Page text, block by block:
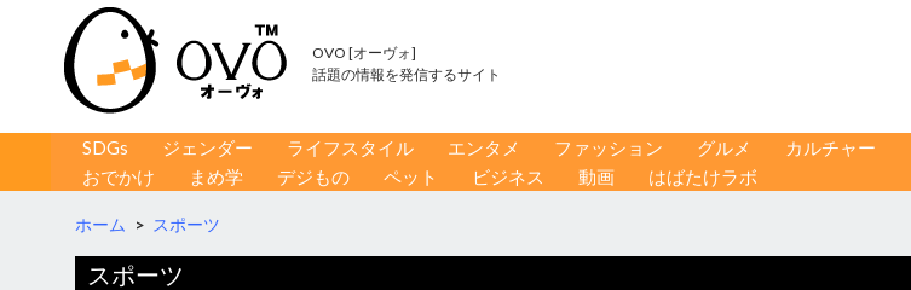
OVO [オーヴォ]
話題の情報を発信するサイト
コンテンツへ移動
SDGs ジェンダー ライフスタイル エンタメ ファッション グルメ カルチャー
おでかけ
まめ学 デジもの ペット ビジネス 動画 はばたけラボ
ホーム > スポーツ
スポーツ